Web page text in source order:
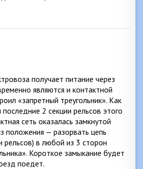
получает питание через
являются и контактной
«запретный треугольник». Как
2 секции рельсов этого
сеть оказалась замкнутой
положения — разорвать цепь
рельсов) в любой из 3 сторон
Короткое замыкание будет
поедет.